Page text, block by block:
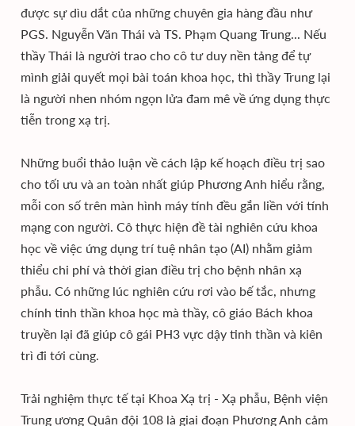
được sự dìu dắt của những chuyên gia hàng đầu như
PGS. Nguyễn Văn Thái và TS. Phạm Quang Trung... Nếu
thầy Thái là người trao cho cô tư duy nền tảng để tự
mình giải quyết mọi bài toán khoa học, thì thầy Trung lại
là người nhen nhóm ngọn lửa đam mê về ứng dụng thực
tiễn trong xạ trị.
Những buổi thảo luận về cách lập kế hoạch điều trị sao
cho tối ưu và an toàn nhất giúp Phương Anh hiểu rằng,
mỗi con số trên màn hình máy tính đều gắn liền với tính
mạng con người. Cô thực hiện đề tài nghiên cứu khoa
học về việc ứng dụng trí tuệ nhân tạo (AI) nhằm giảm
thiểu chi phí và thời gian điều trị cho bệnh nhân xạ
phẫu. Có những lúc nghiên cứu rơi vào bế tắc, nhưng
chính tinh thần khoa học mà thầy, cô giáo Bách khoa
truyền lại đã giúp cô gái PH3 vực dậy tinh thần và kiên
trì đi tới cùng.
Trải nghiệm thực tế tại Khoa Xạ trị - Xạ phẫu, Bệnh viện
Trung ương Quân đội 108 là giai đoạn Phương Anh cảm